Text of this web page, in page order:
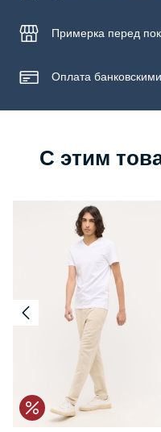
Примерка перед
Оплата
С этим